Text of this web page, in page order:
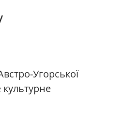
Угорської
культурне